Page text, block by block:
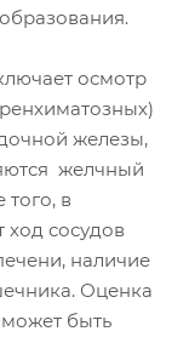
осмотр
железы,
желчный
в
ход сосудов
наличие
Оценка
быть